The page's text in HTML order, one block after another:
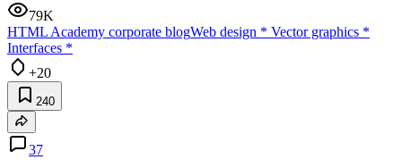
79K
HTML Academy corporate blogWeb design * Vector graphics *
Interfaces *
+20
240
37